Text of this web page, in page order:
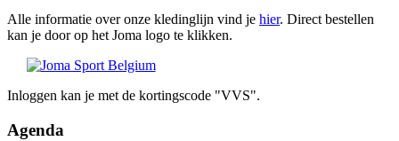
Alle informatie over onze kledinglijn vind je hier. Direct bestellen
kan je door op het Joma logo te klikken.
Inloggen kan je met de kortingscode "VVS".
Agenda